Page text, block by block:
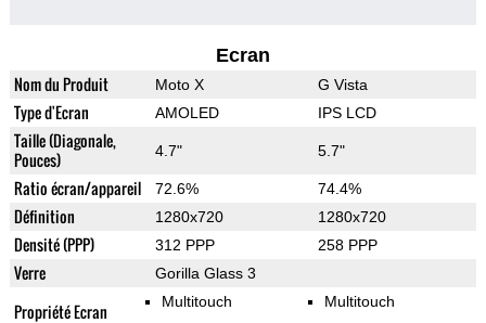
Ecran
Nom du Produit Moto X G Vista
Type d'Ecran AMOLED IPS LCD
Taille (Diagonale,
Pouces)
4.7" 5.7"
Ratio écran/appareil 72.6% 74.4%
Définition 1280x720 1280x720
Densité (PPP) 312 PPP 258 PPP
Verre Gorilla Glass 3
Propriété Ecran Multitouch Multitouch